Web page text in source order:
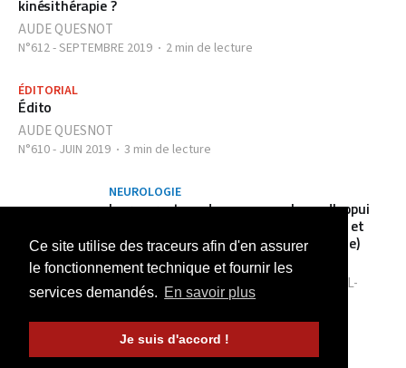
Ce site utilise des traceurs afin d'en assurer
le fonctionnement technique et fournir les
services demandés. En savoir plus
Je suis d'accord !
kinésithérapie ?
AUDE QUESNOT
N°612 - SEPTEMBRE 2019 2 min de lecture
ÉDITORIAL
Édito
AUDE QUESNOT
N°610 - JUIN 2019 3 min de lecture
NEUROLOGIE
Le recurvatum de genou en phase d'appui
chez le patient hémiplégique : analyse et
proposition de traitement (2ème partie)
AUDE QUESNOT,EL MOSTAFA LAASSEL
LAURENCE MAILHAN
, ISABELLE MONTEIL-
ROCH
N°609 - MAI 2019 9 min de lecture
ÉDITORIAL